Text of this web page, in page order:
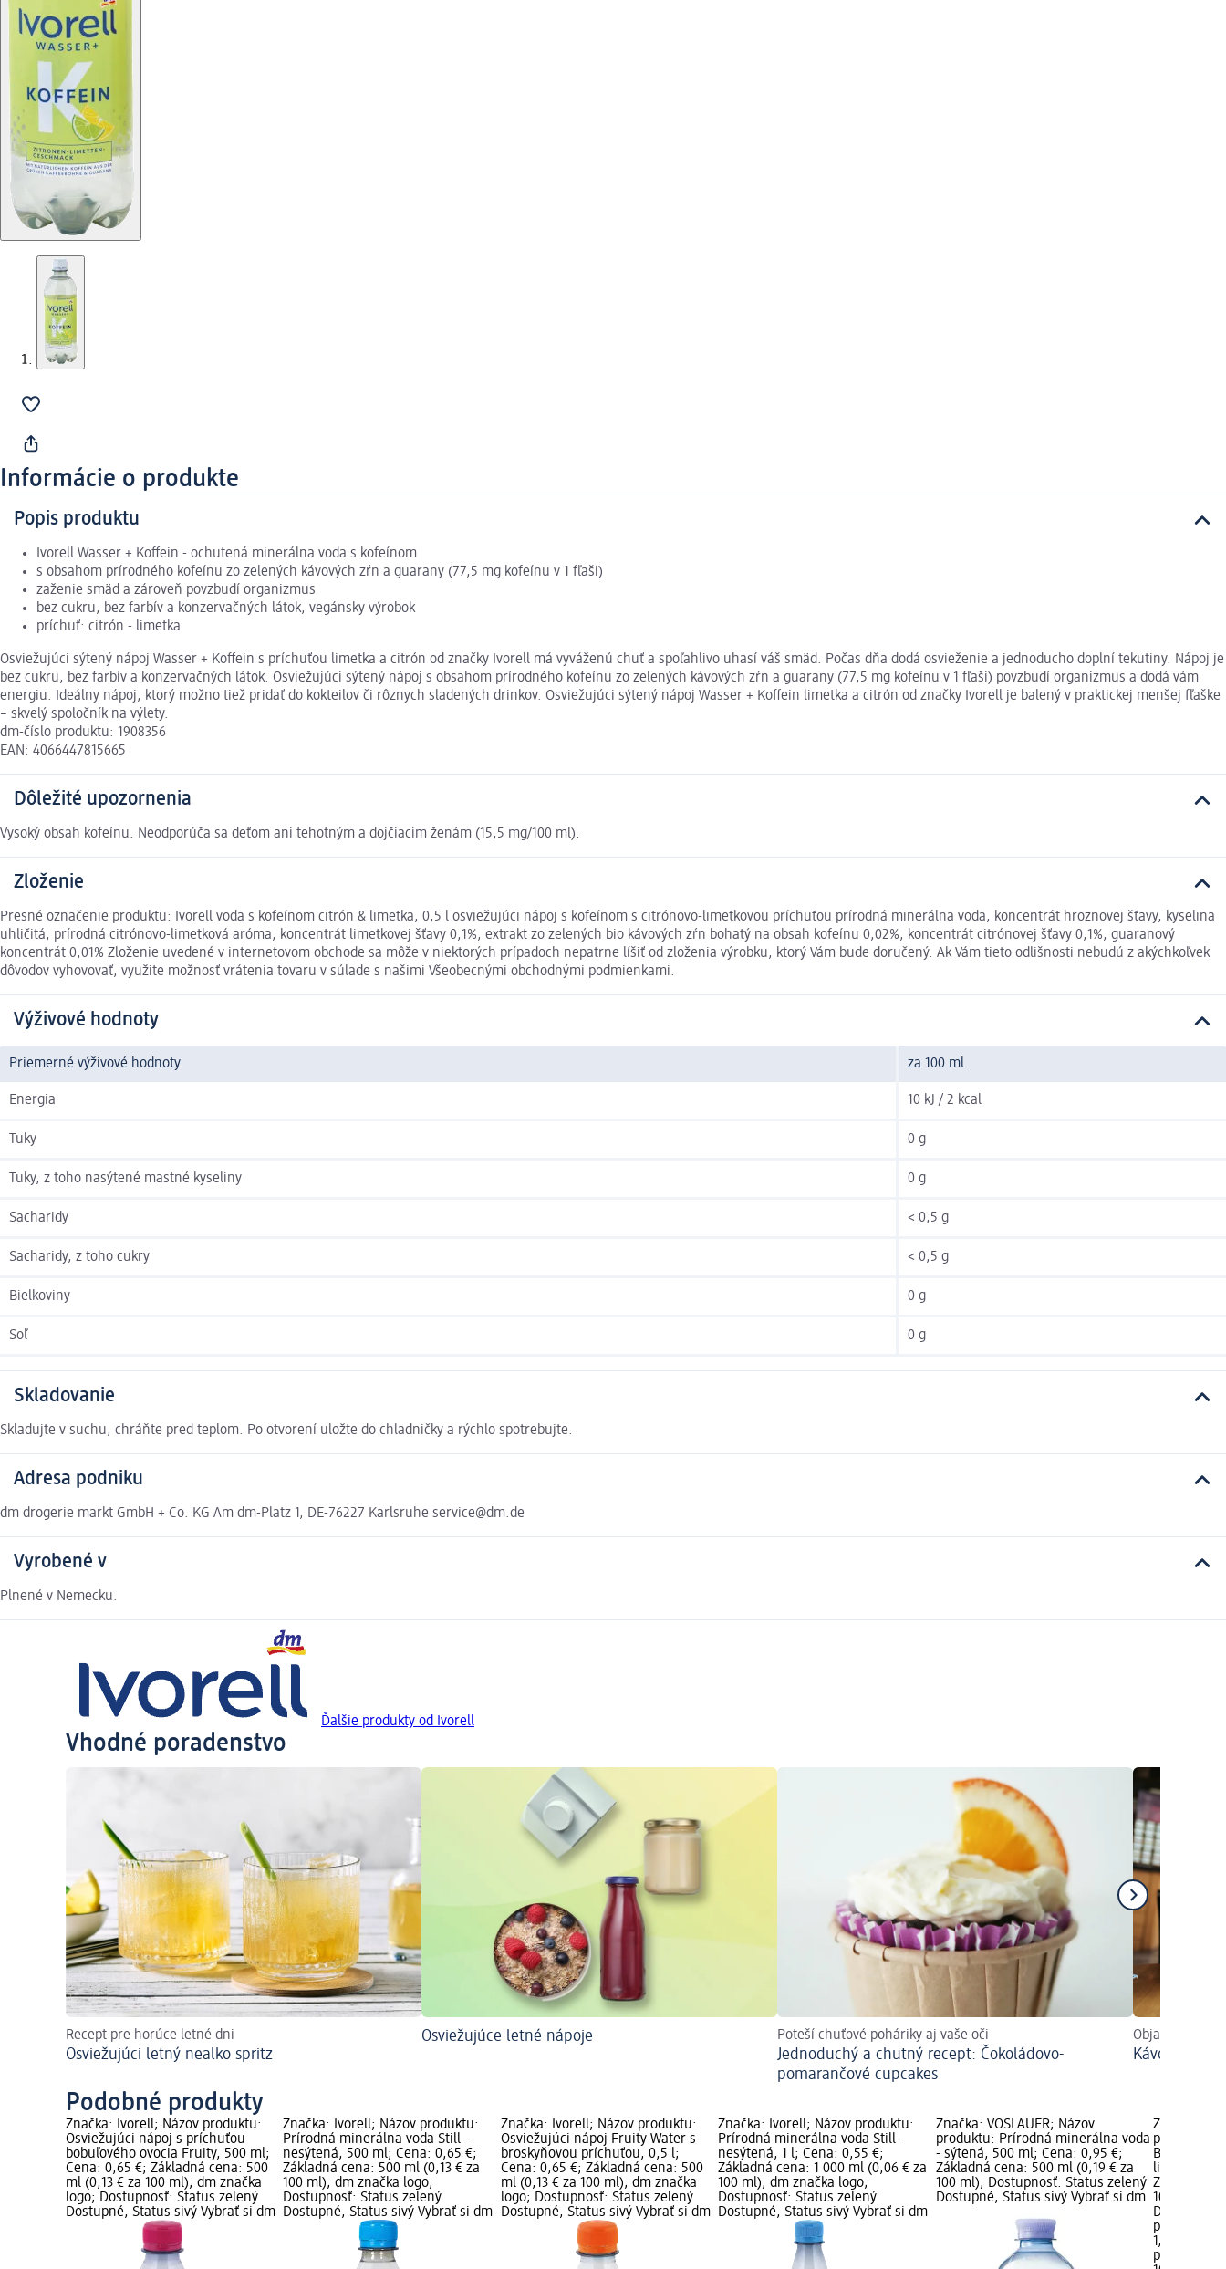
Informácie o produkte
Popis produktu
Ivorell Wasser + Koffein - ochutená minerálna voda s kofeínom
s obsahom prírodného kofeínu zo zelených kávových zŕn a guarany (77,5 mg kofeínu v 1 fľaši)
zaženie smäd a zároveň povzbudí organizmus
bez cukru, bez farbív a konzervačných látok, vegánsky výrobok
príchuť: citrón - limetka
Osviežujúci sýtený nápoj Wasser + Koffein s príchuťou limetka a citrón od značky Ivorell má vyváženú chuť a spoľahlivo uhasí váš smäd. Počas dňa dodá osvieženie a jednoducho doplní tekutiny. Nápoj je
bez cukru, bez farbív a konzervačných látok. Osviežujúci sýtený nápoj s obsahom prírodného kofeínu zo zelených kávových zŕn a guarany (77,5 mg kofeínu v 1 fľaši) povzbudí organizmus a dodá vám
energiu. Ideálny nápoj, ktorý možno tiež pridať do kokteilov či rôznych sladených drinkov. Osviežujúci sýtený nápoj Wasser + Koffein limetka a citrón od značky Ivorell je balený v praktickej menšej fľaške
– skvelý spoločník na výlety.
dm-číslo produktu: 1908356
EAN: 4066447815665
Dôležité upozornenia
Vysoký obsah kofeínu. Neodporúča sa deťom ani tehotným a dojčiacim ženám (15,5 mg/100 ml).
Zloženie
Presné označenie produktu: Ivorell voda s kofeínom citrón & limetka, 0,5 l osviežujúci nápoj s kofeínom s citrónovo-limetkovou príchuťou prírodná minerálna voda, koncentrát hroznovej šťavy, kyselina
uhličitá, prírodná citrónovo-limetková aróma, koncentrát limetkovej šťavy 0,1%, extrakt zo zelených bio kávových zŕn bohatý na obsah kofeínu 0,02%, koncentrát citrónovej šťavy 0,1%, guaranový
koncentrát 0,01% Zloženie uvedené v internetovom obchode sa môže v niektorých prípadoch nepatrne líšiť od zloženia výrobku, ktorý Vám bude doručený. Ak Vám tieto odlišnosti nebudú z akýchkoľvek
dôvodov vyhovovať, využite možnosť vrátenia tovaru v súlade s našimi Všeobecnými obchodnými podmienkami.
Výživové hodnoty
Priemerné výživové hodnoty za 100 ml
Energia 10 kJ / 2 kcal
Tuky 0 g
Tuky, z toho nasýtené mastné kyseliny 0 g
Sacharidy < 0,5 g
Sacharidy, z toho cukry < 0,5 g
Bielkoviny 0 g
Soľ 0 g
Skladovanie
Skladujte v suchu, chráňte pred teplom. Po otvorení uložte do chladničky a rýchlo spotrebujte.
Adresa podniku
dm drogerie markt GmbH + Co. KG Am dm-Platz 1, DE-76227 Karlsruhe service@dm.de
Vyrobené v
Plnené v Nemecku.
Ďalšie produkty od Ivorell
Vhodné poradenstvo
Recept pre horúce letné dni
Osviežujúci letný nealko spritz
Osviežujúce letné nápoje Poteší chuťové poháriky aj vaše oči
Jednoduchý a chutný recept: Čokoládovo-
pomarančové cupcakes
Objavte
Kávové
Podobné produkty
Značka: Ivorell; Názov produktu:
Osviežujúci nápoj s príchuťou
bobuľového ovocia Fruity, 500 ml;
Cena: 0,65 €; Základná cena: 500
ml (0,13 € za 100 ml); dm značka
logo; Dostupnosť: Status zelený
Dostupné, Status sivý Vybrať si dm
Značka: Ivorell; Názov produktu:
Prírodná minerálna voda Still -
nesýtená, 500 ml; Cena: 0,65 €;
Základná cena: 500 ml (0,13 € za
100 ml); dm značka logo;
Dostupnosť: Status zelený
Dostupné, Status sivý Vybrať si dm
Značka: Ivorell; Názov produktu:
Osviežujúci nápoj Fruity Water s
broskyňovou príchuťou, 0,5 l;
Cena: 0,65 €; Základná cena: 500
ml (0,13 € za 100 ml); dm značka
logo; Dostupnosť: Status zelený
Dostupné, Status sivý Vybrať si dm
Značka: Ivorell; Názov produktu:
Prírodná minerálna voda Still -
nesýtená, 1 l; Cena: 0,55 €;
Základná cena: 1 000 ml (0,06 € za
100 ml); dm značka logo;
Dostupnosť: Status zelený
Dostupné, Status sivý Vybrať si dm
Značka: VÖSLAUER; Názov
produktu: Prírodná minerálna voda
- sýtená, 500 ml; Cena: 0,95 €;
Základná cena: 500 ml (0,19 € za
100 ml); Dostupnosť: Status zelený
Dostupné, Status sivý Vybrať si dm
Značka:
produktu:
Balance
limetka,
Základná
100 ml);
Dostupné,
predajňu
1,75 €
plus 0,15 €